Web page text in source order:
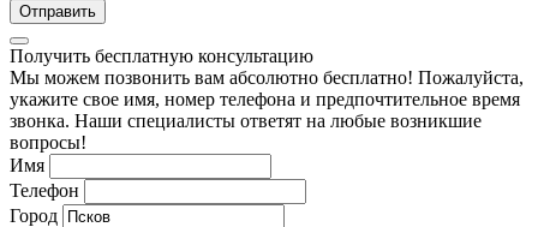
Отправить
Получить бесплатную консультацию
Мы можем позвонить вам абсолютно бесплатно! Пожалуйста,
укажите свое имя, номер телефона и предпочтительное время
звонка. Наши специалисты ответят на любые возникшие
вопросы!
Имя
Телефон
Город